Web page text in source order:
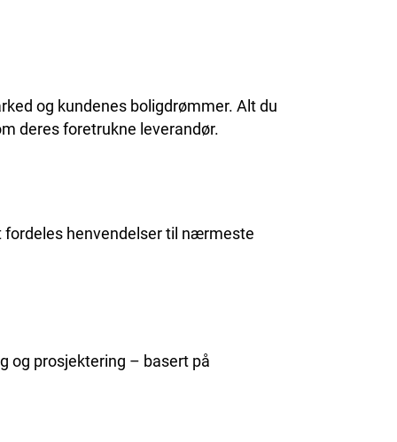
og kundenes boligdrømmer. Alt du
deres foretrukne leverandør.
henvendelser til nærmeste
og prosjektering – basert på